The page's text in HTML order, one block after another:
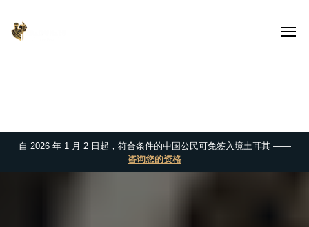
自 2026 年 1 月 2 日起，符合条件的中国公民可免签入境土耳其 ——
咨询您的资格